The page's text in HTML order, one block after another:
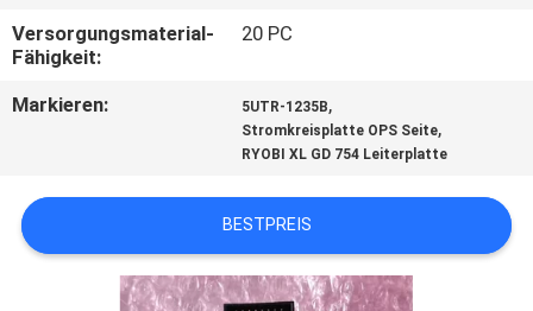
UNS
IN
VERBINDUNG
SIE
EIN
Versorgungsmaterial-
Fähigkeit:
20 PC
Markieren: 5UTR-1235B,
Stromkreisplatte OPS Seite,
RYOBI XL GD 754 Leiterplatte
BESTPREIS